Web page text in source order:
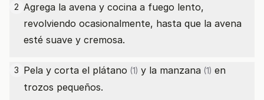
2 Agrega la avena y cocina a fuego lento,
revolviendo ocasionalmente, hasta que la avena
esté suave y cremosa.
3 Pela y corta el plátano (1) y la manzana (1) en
trozos pequeños.